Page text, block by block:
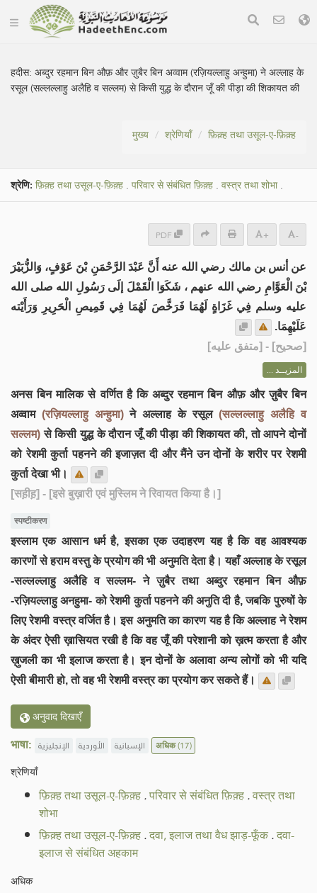
हदीस:अब्दुर रहमान बिन औफ़ और ज़ुबैर बिन अव्वाम (रज़ियल्लाहु अन्हुमा) ने अल्लाह के
रसूल (सल्लल्लाहु अलैहि व सल्लम) से किसी युद्ध के दौरान जूँ की पीड़ा की शिकायत की
मुख्य श्रेणियाँ फ़िक़्ह तथा उसूल-ए-फ़िक़्ह
श्रेणि: फ़िक़्ह तथा उसूल-ए-फ़िक़्ह . परिवार से संबंधित फ़िक़्ह . वस्त्र तथा शोभा.
PDF + -
عن أنس بن مالك رضي الله عنه أَنَّ عَبْدَ الرَّحْمَنِ بْنَ عَوْفٍ، وَالزُّبَيْرَ
بْنَ الْعَوَّامِ رضي الله عنهم ، شَكَوَا الْقَمْلَ إلَى رَسُولِ الله صلى الله
عليه وسلم فِي غَزَاةٍ لَهُمَا فَرَخَّصَ لَهُمَا فِي قَمِيصِ الْحَرِيرِ وَرَأَيْته
عَلَيْهِمَا.
[صحيح] - [متفق عليه]
المزيــد ...
अनस बिन मालिक से वर्णित है कि अब्दुर रहमान बिन औफ़ और ज़ुबैर बिन
अव्वाम (रज़ियल्लाहु अन्हुमा)ने अल्लाह के रसूल(सल्लल्लाहु अलैहि व
सल्लम) से किसी युद्ध के दौरान जूँ की पीड़ा की शिकायत की, तो आपने दोनों
को रेशमी कुर्ता पहनने की इजाज़त दी और मैंने उन दोनों के शरीर पर रेशमी
कुर्ता देखा भी।
[सह़ीह़] - [इसे बुख़ारी एवं मुस्लिम ने रिवायत किया है।]
स्पष्टीकरण
इस्लाम एक आसान धर्म है, इसका एक उदाहरण यह है कि वह आवश्यक
कारणों से हराम वस्तु के प्रयोग की भी अनुमति देता है। यहाँ अल्लाह के रसूल
-सल्लल्लाहु अलैहि व सल्लम- ने ज़ुबैर तथा अब्दुर रहमान बिन औफ़
-रज़ियल्लाहु अनहुमा- को रेशमी कुर्ता पहनने की अनुति दी है, जबकि पुरुषों के
लिए रेशमी वस्त्र वर्जित है। इस अनुमति का कारण यह है कि अल्लाह ने रेशम
के अंदर ऐसी ख़ासियत रखी है कि वह जूँ की परेशानी को ख़त्म करता है और
ख़ुजली का भी इलाज करता है। इन दोनों के अलावा अन्य लोगों को भी यदि
ऐसी बीमारी हो, तो वह भी रेशमी वस्त्र का प्रयोग कर सकते हैं।
अनुवाद दिखाएँ
भाषा: الإنجليزية الأوردية الإسبانية अधिक(17)
श्रेणियाँ
फ़िक़्ह तथा उसूल-ए-फ़िक़्ह.परिवार से संबंधित फ़िक़्ह.वस्त्र तथा
शोभा
फ़िक़्ह तथा उसूल-ए-फ़िक़्ह.दवा, इलाज तथा वैध झाड़-फूँक.दवा-
इलाज से संबंधित अहकाम
अधिक